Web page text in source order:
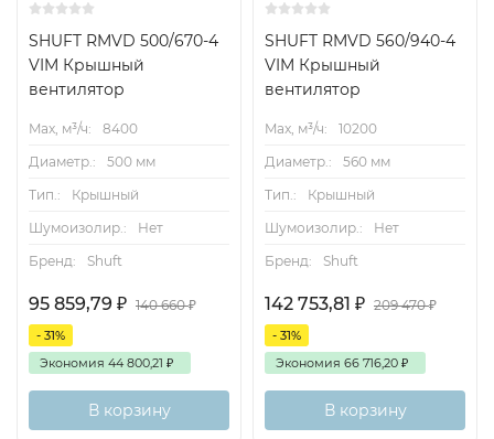
SHUFT RMVD 500/670-4
VIM Крышный
вентилятор
Max, м³/ч:
8400
Диаметр.:
500 мм
Тип.:
Крышный
Шумоизолир.:
Нет
Бренд:
Shuft
95 859,79 ₽ 140 660₽
- 31%
Экономия 44 800,21 ₽
В корзину
SHUFT RMVD 560/940-4
VIM Крышный
вентилятор
Max, м³/ч:
10200
Диаметр.:
560 мм
Тип.:
Крышный
Шумоизолир.:
Нет
Бренд:
Shuft
142 753,81 ₽ 209 470₽
- 31%
Экономия 66 716,20 ₽
В корзину